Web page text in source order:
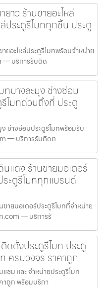
าว ร้านขายอะไหล่
ประตูรีโมททุกชิ้น ประตู
ยอะไหล่ประตูรีโมทพร้อมจำหน่าย
— บริการรับติด
บางละมุง ช่างซ่อม
โมทด่วนถึงที่ ประตู
ช่างซ่อมประตูรีโมทพร้อมรับ
— บริการรับติดต
แดง ร้านขายมอเตอร์
ระตูรีโมททุกแบรนด์
ายมอเตอร์ประตูรีโมทที่จำหน่าย
.com — บริการรั
ดตั้งประตูรีโมท ประตู
ครบวงจร ราคาถูก
ซม และ จำหน่ายประตูรีโมท
าถูก พร้อมบริกา